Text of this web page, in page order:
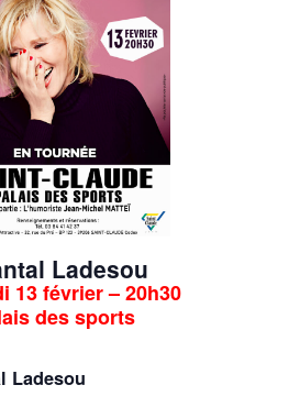
Ladesou
13 février – 20h30
des sports
Ladesou